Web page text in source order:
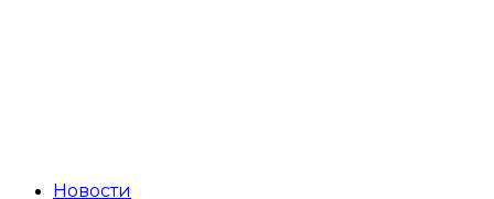
Новости